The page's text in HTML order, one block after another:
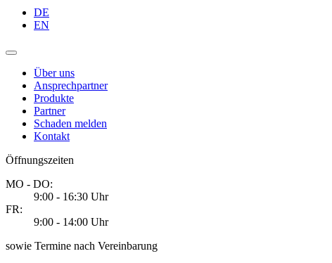
DE
EN
Über uns
Ansprechpartner
Produkte
Partner
Schaden melden
Kontakt
Öffnungszeiten
MO - DO:
9:00 - 16:30 Uhr
FR:
9:00 - 14:00 Uhr
sowie Termine nach Vereinbarung